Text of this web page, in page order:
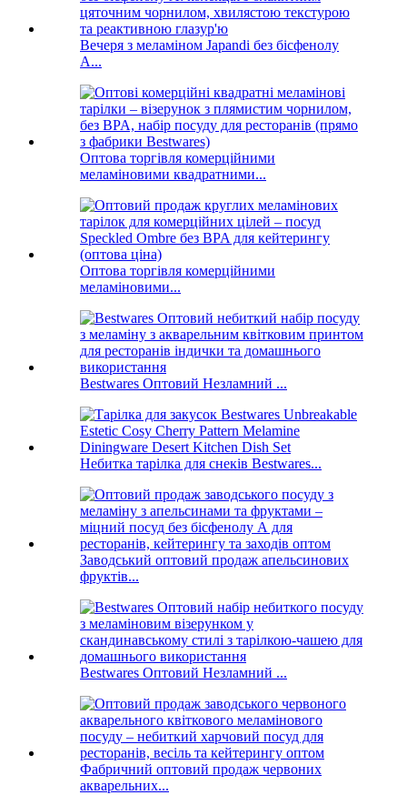
Вечеря з меламіном Japandi без бісфенолу
А...
Оптова торгівля комерційними
меламіновими квадратними...
Оптова торгівля комерційними
меламіновими...
Bestwares Оптовий Незламний ...
Небитка тарілка для снеків Bestwares...
Заводський оптовий продаж апельсинових
фруктів...
Bestwares Оптовий Незламний ...
Фабричний оптовий продаж червоних
акварельних...